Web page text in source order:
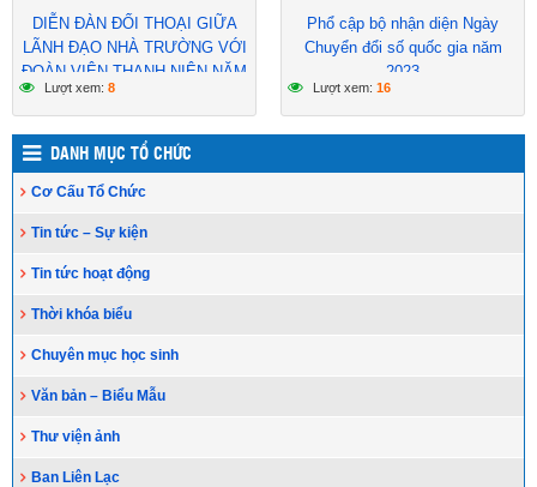
DIỄN ĐÀN ĐỐI THOẠI GIỮA
LÃNH ĐẠO NHÀ TRƯỜNG VỚI
ĐOÀN VIÊN THANH NIÊN NĂM
HỌC 2023 – 2024
Lượt xem: 8
Phổ cập bộ nhận diện Ngày
Chuyển đổi số quốc gia năm
2023
Lượt xem: 16
DANH MỤC TỔ CHỨC
Cơ Cấu Tổ Chức
Tin tức – Sự kiện
Tin tức hoạt động
Thời khóa biểu
Chuyên mục học sinh
Văn bản – Biểu Mẫu
Thư viện ảnh
Ban Liên Lạc